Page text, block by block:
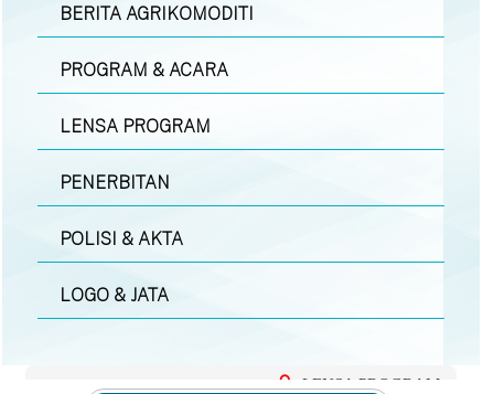
BERITA AGRIKOMODITI
PROGRAM & ACARA
LENSA PROGRAM
PENERBITAN
POLISI & AKTA
LOGO & JATA
LENSA PROGRAM